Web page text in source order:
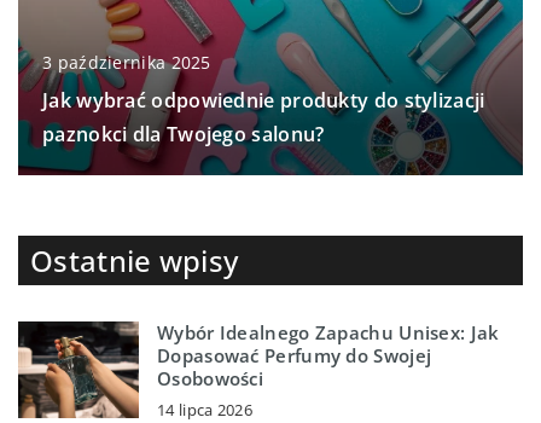
3 października 2025
Jak wybrać odpowiednie produkty do stylizacji
paznokci dla Twojego salonu?
Ostatnie wpisy
Wybór Idealnego Zapachu Unisex: Jak
Dopasować Perfumy do Swojej
Osobowości
14 lipca 2026